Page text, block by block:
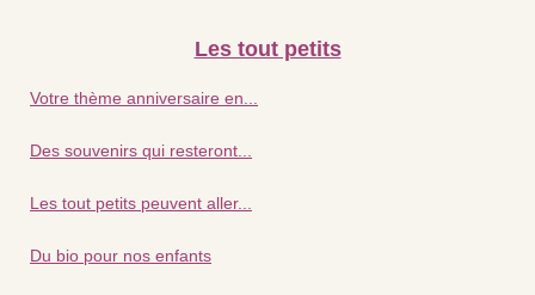
Les tout petits
Votre thème anniversaire en...
Des souvenirs qui resteront...
Les tout petits peuvent aller...
Du bio pour nos enfants